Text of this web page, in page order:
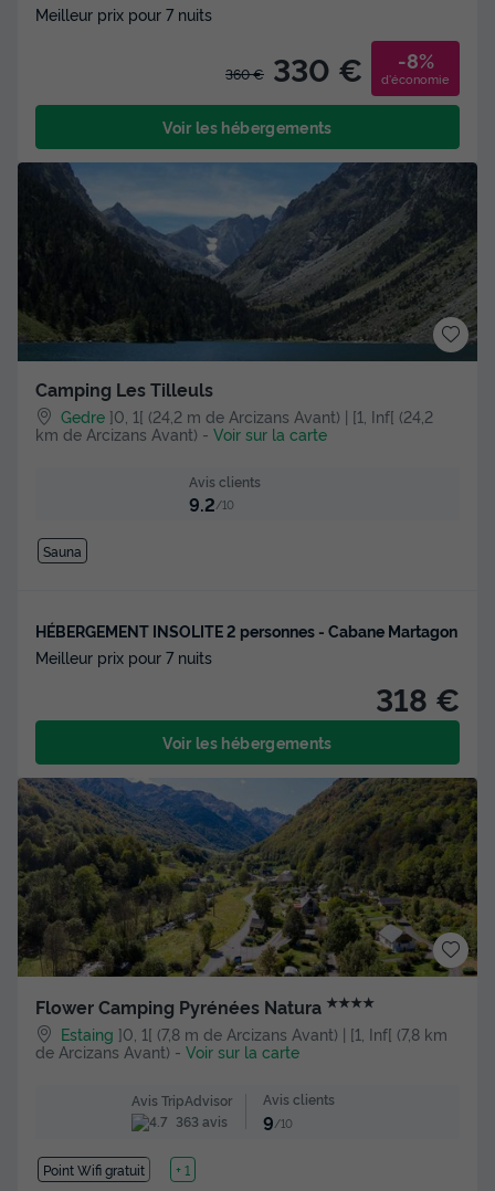
Meilleur prix pour 7 nuits
360 € 330 € -8%
d'économie
Voir les hébergements
Camping Les Tilleuls
Gedre ]0, 1[ (24,2 m de Arcizans Avant) | [1, Inf[ (24,2
km de Arcizans Avant) - Voir sur la carte
Avis clients
9.2/10
Sauna
HÉBERGEMENT INSOLITE 2 personnes - Cabane Martagon
Meilleur prix pour 7 nuits
318 €
Voir les hébergements
Flower Camping Pyrénées Natura ★★★★
Estaing ]0, 1[ (7,8 m de Arcizans Avant) | [1, Inf[ (7,8 km
de Arcizans Avant) - Voir sur la carte
Avis TripAdvisor
363 avis
Avis clients
9/10
Point Wifi gratuit Lac
+ 1